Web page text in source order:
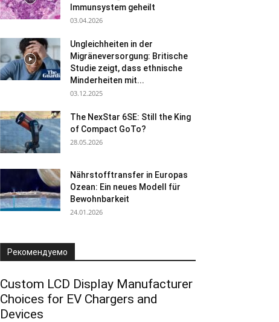
Immunsystem geheilt
03.04.2026
Ungleichheiten in der
Migräneversorgung: Britische
Studie zeigt, dass ethnische
Minderheiten mit...
03.12.2025
The NexStar 6SE: Still the King
of Compact GoTo?
28.05.2026
Nährstofftransfer in Europas
Ozean: Ein neues Modell für
Bewohnbarkeit
24.01.2026
Рекомендуемо
Custom LCD Display Manufacturer
Choices for EV Chargers and
Devices